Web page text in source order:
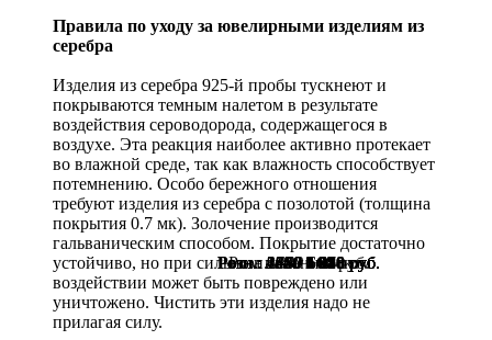
Розн.:2650 1 988руб.
Розн.:880 660руб.
Розн.:1480 1 110руб.
Правила по уходу за ювелирными изделиям из
серебра
Изделия из серебра 925-й пробы тускнеют и
покрываются темным налетом в результате
воздействия сероводорода, содержащегося в
воздухе. Эта реакция наиболее активно протекает
во влажной среде, так как влажность способствует
потемнению. Особо бережного отношения
требуют изделия из серебра с позолотой (толщина
покрытия 0.7 мк). Золочение производится
гальваническим способом. Покрытие достаточно
устойчиво, но при сильном механическом
воздействии может быть повреждено или
уничтожено. Чистить эти изделия надо не
прилагая силу.
Розн.:2650 1 988руб.
Розн.:4840 3 630руб.
Розн.:8370 6 278руб.
Розн.:1400 1 050руб.